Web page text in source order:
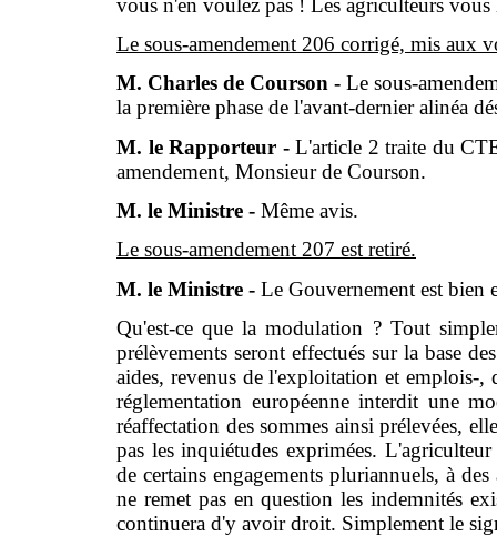
Le sous-amendement 206 corrigé, mis aux
M. Charles de Courson - Le sous-
la première phase de l'avant-dernier alinéa
M. le Rapporteur -L'article 2 traite du
amendement, Monsieur de Courson.
M. le Ministre - Même avis.
Le sous-amendement 207 est retiré.
M. le Ministre - Le Gouvernement est bien
Qu'est-ce que la modulation ? Tout
prélèvements seront effectués sur la base
aides, revenus de l'exploitation et emplois-
réglementation européenne interdit une
réaffectation des sommes ainsi prélevées,
pas les inquiétudes exprimées.
de certains engagements pluriannuels, à
ne remet pas en question les indemnités
continuera d'y avoir droit. Simplement le